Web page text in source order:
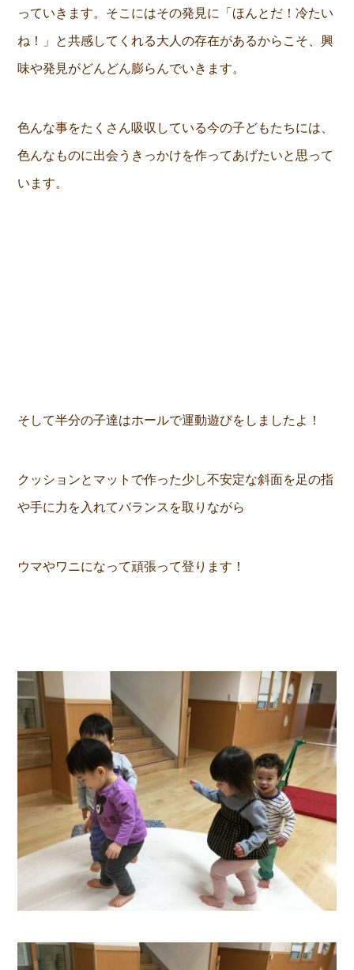
っていきます。そこにはその発見に「ほんとだ！冷たい
ね！」と共感してくれる大人の存在があるからこそ、興
味や発見がどんどん膨らんでいきます。
色んな事をたくさん吸収している今の子どもたちには、
色んなものに出会うきっかけを作ってあげたいと思って
います。
そして半分の子達はホールで運動遊びをしましたよ！
クッションとマットで作った少し不安定な斜面を足の指
や手に力を入れてバランスを取りながら
ウマやワニになって頑張って登ります！